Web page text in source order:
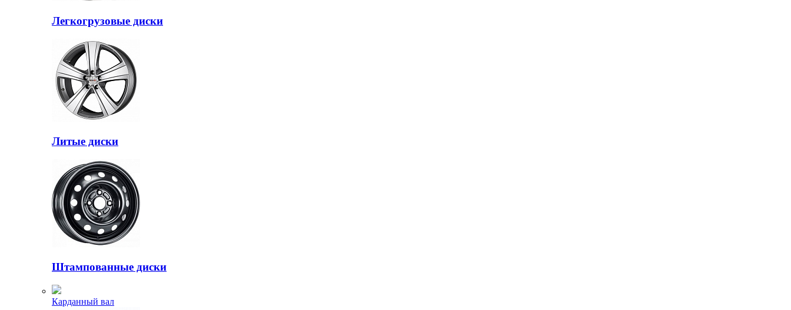
Легкогрузовые диски
Литые диски
Штампованные диски
Карданный вал